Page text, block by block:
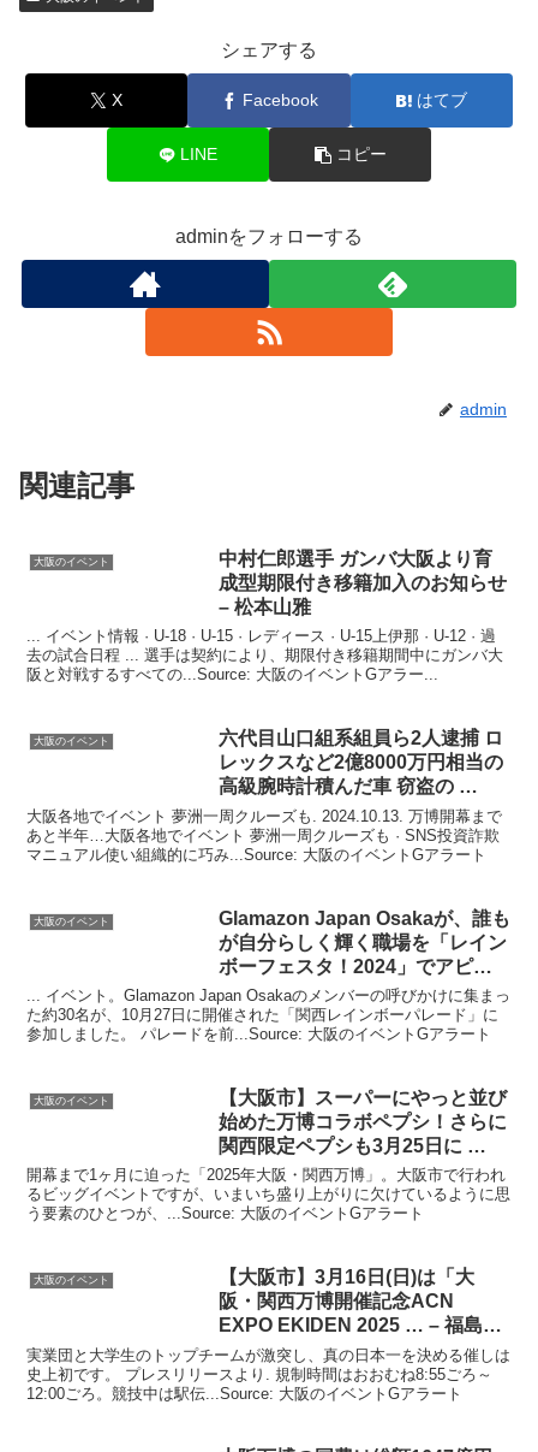
シェアする
X Facebook はてブ
LINE コピー
adminをフォローする
admin
関連記事
大阪のイベント 中村仁郎選手 ガンバ大阪より育
成型期限付き移籍加入のお知らせ
– 松本山雅
... イベント情報￼ · U-18 · U-15 · レディース · U-15上伊那 · U-12 · 過
去の試合日程 ... 選手は契約により、期限付き移籍期間中にガンバ大
阪と対戦するすべての...Source: 大阪のイベントGアラー...
大阪のイベント
六代目山口組系組員ら2人逮捕 ロ
レックスなど2億8000万円相当の
高級腕時計積んだ車 窃盗の …
大阪各地でイベント 夢洲一周クルーズも. 2024.10.13. 万博開幕まで
あと半年…大阪各地でイベント 夢洲一周クルーズも · SNS投資詐欺
マニュアル使い組織的に巧み...Source: 大阪のイベントGアラート
大阪のイベント
Glamazon Japan Osakaが、誰も
が自分らしく輝く職場を「レイン
ボーフェスタ！2024」でアピー
ル
... イベント。Glamazon Japan Osakaのメンバーの呼びかけに集まっ
た約30名が、10月27日に開催された「関西レインボーパレード」に
参加しました。 パレードを前...Source: 大阪のイベントGアラート
大阪のイベント 【大阪市】スーパーにやっと並び
始めた万博コラボペプシ！さらに
関西限定ペプシも3月25日に …
開幕まで1ヶ月に迫った「2025年大阪・関西万博」。大阪市で行われ
るビッグイベントですが、いまいち盛り上がりに欠けているように思
う要素のひとつが、...Source: 大阪のイベントGアラート
大阪のイベント 【大阪市】3月16日(日)は「 大
阪 ・関西万博開催記念ACN
EXPO EKIDEN 2025 … – 福島
区・此花区
実業団と大学生のトップチームが激突し、真の日本一を決める催しは
史上初です。 プレスリリースより. 規制時間はおおむね8:55ごろ～
12:00ごろ。競技中は駅伝...Source: 大阪のイベントGアラート